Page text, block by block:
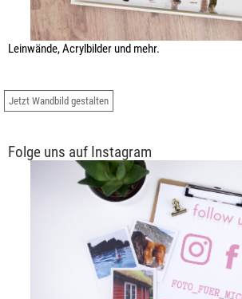
Leinwände, Acrylbilder und mehr.
Jetzt Wandbild gestalten
Folge uns auf Instagram